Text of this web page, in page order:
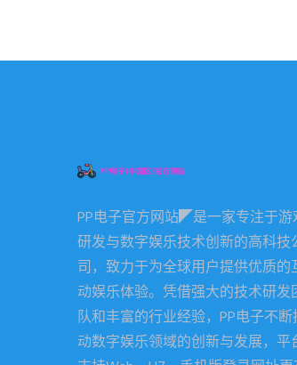
PP电子官方网站◤是一家专注于游
研发与数字娱乐技术创新的高科技
司，致力于为全球用户提供优质的
动娱乐体验。凭借强大的技术研发
队和丰富的行业经验，PP电子不断
动数字娱乐领域的创新与发展，平